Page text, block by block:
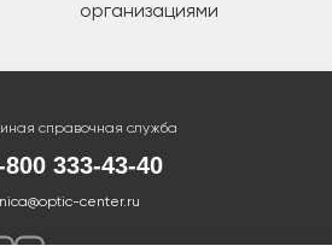
справочная служба
800 333-43-40
center.ru